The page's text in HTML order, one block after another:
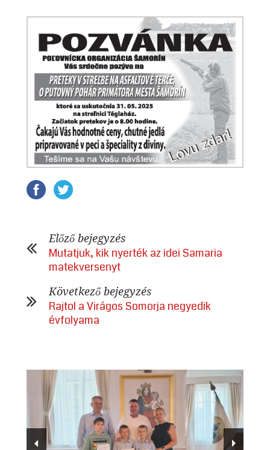
Előző bejegyzés
Mutatjuk, kik nyerték az idei Samaria
matekversenyt
Következő bejegyzés
Rajtol a Virágos Somorja negyedik
évfolyama